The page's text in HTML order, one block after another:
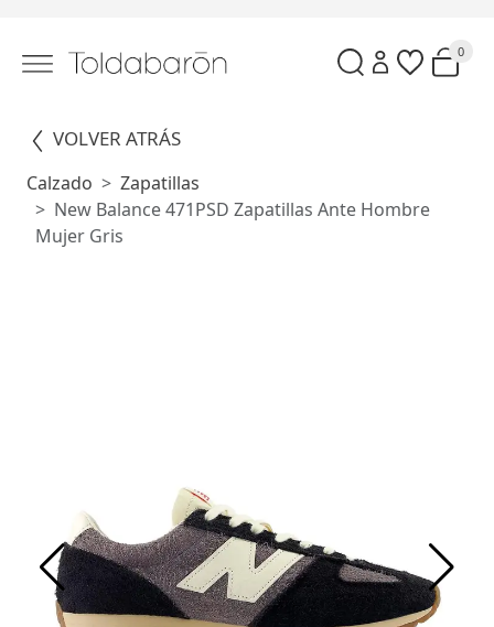
0
VOLVER ATRÁS
Calzado
Zapatillas
New Balance 471PSD Zapatillas Ante Hombre
Mujer Gris